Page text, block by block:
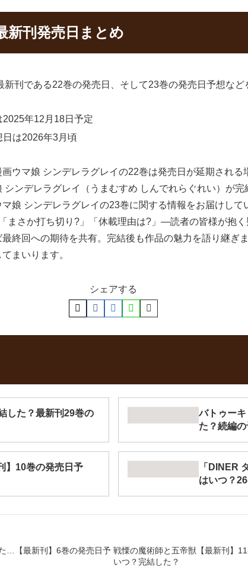
新刊発売日まとめ
刊である22巻の発売日、そして23巻の発売日予想など
2025年12月18日予定
日は2026年3月頃
ウマ娘 シンデレラグレイの22巻は発売日が延期され
ンデレラグレイ（うまむすめ しんでれらぐれい）が
娘 シンデレラグレイの23巻に関する情報をお届けし
まさか打ち切り?」「休載理由は?」―読者の皆様が抱
終回への期待を共有。完結後も作品の魅力を語り継ぎ
まいります。
シェアする
した？最新刊29巻の
バトゥー
た？続編の
】10巻の発売日予
「DINER
はいつ？
…【最新刊】6巻の発売日予 戦慄の魔術師と五帝獣【最新刊】
いつ？完結した？